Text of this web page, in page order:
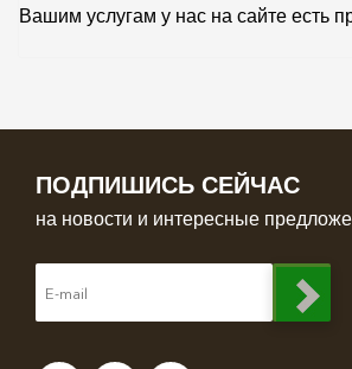
Вашим услугам у нас на сайте есть
ПОДПИШИСЬ СЕЙЧАС
на новости и интересные